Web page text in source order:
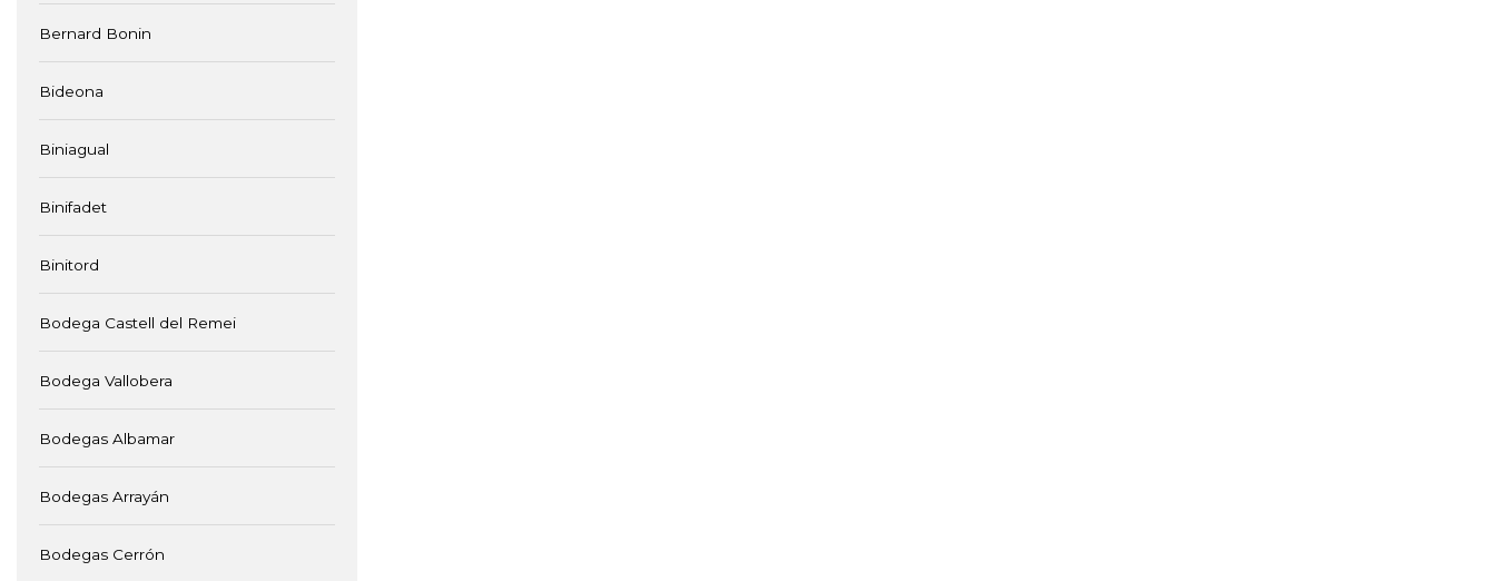
Bernard Bonin
Bideona
Biniagual
Binifadet
Binitord
Bodega Castell del Remei
Bodega Vallobera
Bodegas Albamar
Bodegas Arrayán
Bodegas Cerrón